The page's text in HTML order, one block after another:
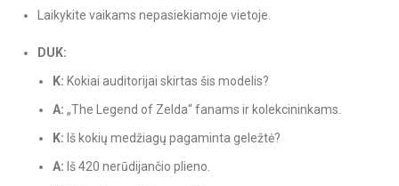
Laikykite vaikams nepasiekiamoje vietoje.
DUK:
K: Kokiai auditorijai skirtas šis modelis?
A: „The Legend of Zelda“ fanams ir kolekcininkams.
K: Iš kokių medžiagų pagaminta geležtė?
A: Iš 420 nerūdijančio plieno.